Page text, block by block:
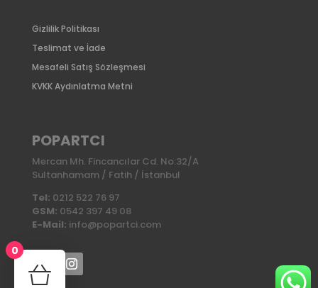
Gizlilik Politikası
Teslimat ve İade
Mesafeli Satış Sözleşmesi
KVKK Aydınlatma Metni
POPARTCI
Mercan Mh. Fincancılar Cd. No:32/A
Sultanhamam / Fatih / İstanbul
Tel: 0212 522 76 97
GSM: 0542 397 49 08
E-Mail: info@popartci.com
0